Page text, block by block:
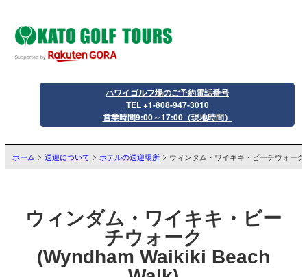
ハワイゴルフ場のご予約電話番号
TEL +1-808-947-3010
営業時間9:00～17:00（現地時間）
ホーム 送迎について ホテルの送迎場所 ウィンダム・ワイキキ・ビーチウォーク
ウィンダム・ワイキキ・ビー
チウォーク
(Wyndham Waikiki Beach